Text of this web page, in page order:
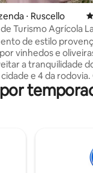
de 5, 237
⋅ Ruscello
Turismo Agrícola
de estilo
vinhedos e
a tranquilidade
cidade e 4 da
e do cuco será a
estar enquanto os
café da manhã
o custo é de €
10 para 5 a 15 anos,